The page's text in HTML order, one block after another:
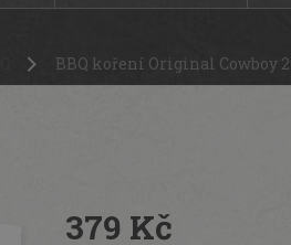
BBQ koření Original Cowboy
379 Kč